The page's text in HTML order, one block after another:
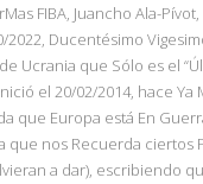
FIBA, Juancho Ala-
Ducentésimo
Ucrania que Sólo es el
el 20/02/2014, hace Ya
que Europa está En
que nos Recuerda ciertos
a dar), escribiendo